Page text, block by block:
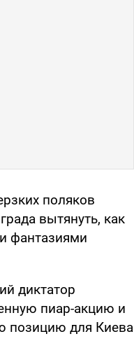
поляков
вытянуть, как
фантазиями
диктатор
пиар-акцию и
позицию для Киева